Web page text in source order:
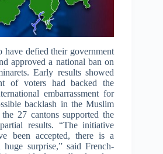
have defied their government
approved a national ban on
Early results showed
of voters had backed the
embarrassment for
backlash in the Muslim
27 cantons supported the
results. “The initiative
been accepted, there is a
surprise,” said French-